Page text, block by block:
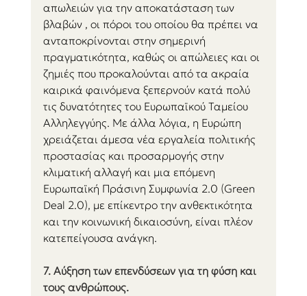
απωλειών για την αποκατάσταση των
βλαβών , οι πόροι του οποίου θα πρέπει να
ανταποκρίνονται στην σημερινή
πραγματικότητα, καθώς οι απώλειες και οι
ζημιές που προκαλούνται από τα ακραία
καιρικά φαινόμενα ξεπερνούν κατά πολύ
τις δυνατότητες του Ευρωπαϊκού Ταμείου
Αλληλεγγύης. Με άλλα λόγια, η Ευρώπη
χρειάζεται άμεσα νέα εργαλεία πολιτικής
προστασίας και προσαρμογής στην
κλιματική αλλαγή και μια επόμενη
Ευρωπαϊκή Πράσινη Συμφωνία 2.0 (Green
Deal 2.0), με επίκεντρο την ανθεκτικότητα
και την κοινωνική δικαιοσύνη, είναι πλέον
κατεπείγουσα ανάγκη.
7. Αύξηση των επενδύσεων για τη φύση και
τους ανθρώπους.